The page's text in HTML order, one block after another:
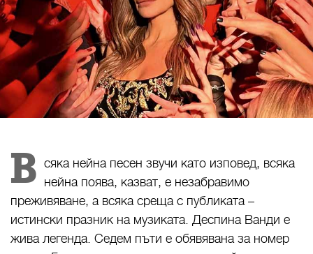
В сяка нейна песен звучи като изповед, всяка
нейна поява, казват, е незабравимо
преживяване, а всяка среща с публиката –
истински празник на музиката. Деспина Ванди е
жива легенда. Седем пъти е обявявана за номер